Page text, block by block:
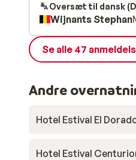
Oversæt til dansk
Wijnants Stephan
Se alle 47
Andre
Hotel Estival El
Hotel Estival